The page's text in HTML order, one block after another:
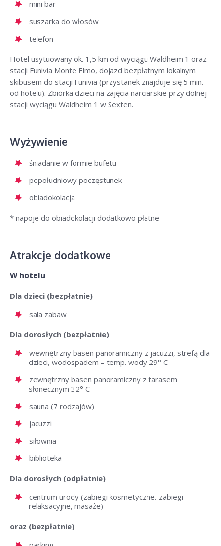
mini bar
suszarka do włosów
telefon
Hotel usytuowany ok. 1,5 km od wyciągu Waldheim 1 oraz
stacji Funivia Monte Elmo, dojazd bezpłatnym lokalnym
skibusem do stacji Funivia (przystanek znajduje się 5 min.
od hotelu). Zbiórka dzieci na zajęcia narciarskie przy dolnej
stacji wyciągu Waldheim 1 w Sexten.
Wyżywienie
śniadanie w formie bufetu
popołudniowy poczęstunek
obiadokolacja
* napoje do obiadokolacji dodatkowo płatne
Atrakcje dodatkowe
W hotelu
Dla dzieci (bezpłatnie)
sala zabaw
Dla dorosłych (bezpłatnie)
wewnętrzny basen panoramiczny z jacuzzi, strefą dla
dzieci, wodospadem – temp. wody 29° C
zewnętrzny basen panoramiczny z tarasem
słonecznym 32° C
sauna (7 rodzajów)
jacuzzi
siłownia
biblioteka
Dla dorosłych (odpłatnie)
centrum urody (zabiegi kosmetyczne, zabiegi
relaksacyjne, masaże)
oraz (bezpłatnie)